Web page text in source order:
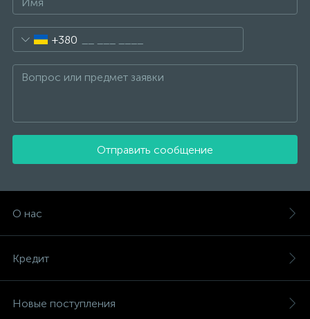
+380
Отправить сообщение
О нас
Кредит
Новые поступления